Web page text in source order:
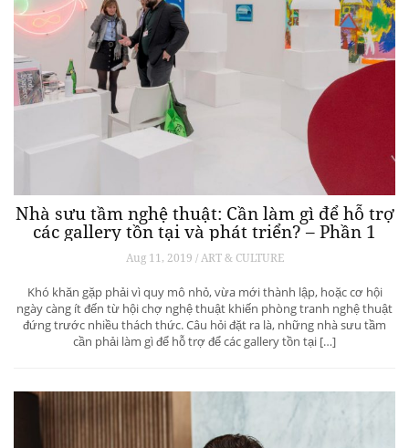
Nhà sưu tầm nghệ thuật: Cần làm gì để hỗ trợ
các gallery tồn tại và phát triển? – Phần 1
Aug 11, 2019 / ART & CULTURE
Khó khăn gặp phải vì quy mô nhỏ, vừa mới thành lập, hoặc cơ hội
ngày càng ít đến từ hội chợ nghệ thuật khiến phòng tranh nghệ thuật
đứng trước nhiều thách thức. Câu hỏi đặt ra là, những nhà sưu tầm
cần phải làm gì để hỗ trợ để các gallery tồn tại […]